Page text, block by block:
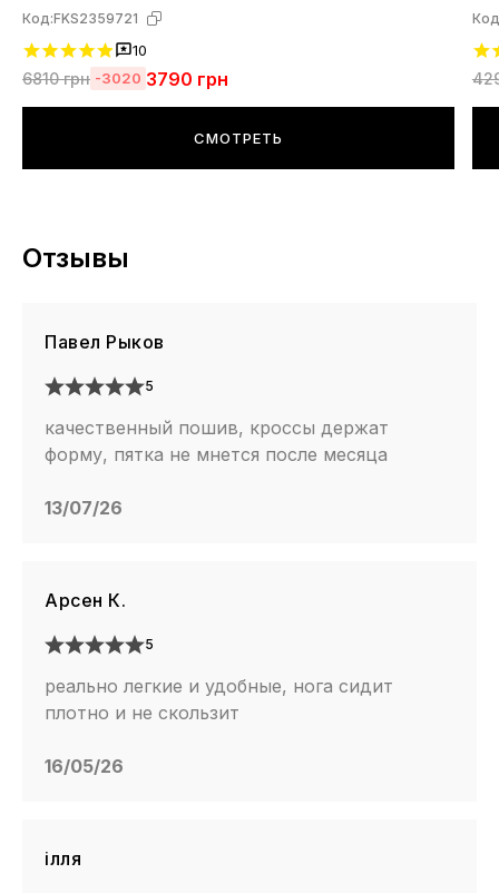
Код:FKS2359721
10
6810грн -3020 3790 грн
СМОТРЕТЬ
Отзывы
Павел Рыков
5
качественный пошив, кроссы держат
форму, пятка не мнется после месяца
13/07/26
Арсен К.
5
реально легкие и удобные, нога сидит
плотно и не скользит
16/05/26
ілля